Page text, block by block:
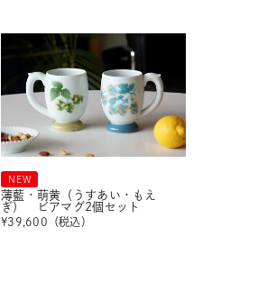
NEW
薄藍・萌黄（うすあい・もえ
ぎ） ビアマグ2個セット
¥39,600 （税込）